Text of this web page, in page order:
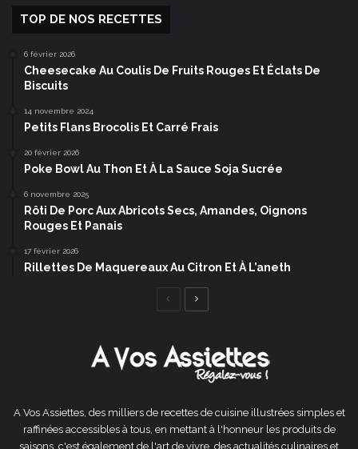
TOP DE NOS RECETTES
6 février 2026
Cheesecake Au Coulis De Fruits Rouges Et Éclats De
Biscuits
14 novembre 2024
Petits Flans Brocolis Et Carré Frais
20 février 2026
Poke Bowl Au Thon Et À La Sauce Soja Sucrée
6 novembre 2025
Rôti De Porc Aux Abricots Secs, Amandes, Oignons
Rouges Et Panais
17 février 2026
Rillettes De Maquereaux Au Citron Et À L’aneth
Page
A Vos Assiettes, des milliers de recettes de cuisine illustrées simples et
raffinées accessibles à tous, en mettant à l'honneur les produits de
saisons, c'est également de l'art de vivre, des actualités culinaires et